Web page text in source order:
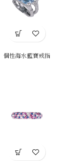
個性海水藍寶戒指